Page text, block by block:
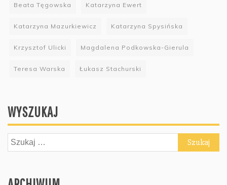
Beata Tęgowska Katarzyna Ewert
Katarzyna Mazurkiewicz Katarzyna Spysińska
Krzysztof Ulicki Magdalena Podkowska-Gierula
Teresa Warska Łukasz Stachurski
WYSZUKAJ
Szukaj: